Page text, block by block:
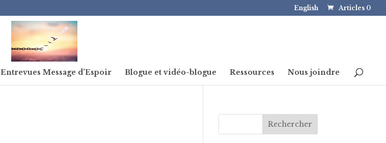
English Articles 0
Entrevues Message d’Espoir Blogue et vidéo-blogue Ressources Nous joindre